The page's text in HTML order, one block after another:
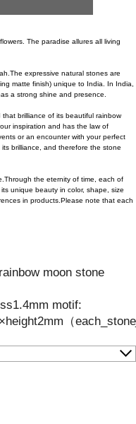
The paradise allures all living
expressive natural stones are
matte finish) unique to India. In India,
a strong shine and presence.
brilliance of its beautiful rainbow
inspiration and has the law of
or an encounter with your perfect
brilliance, and therefore the stone
the eternity of time, each of
unique beauty in color, shape, size
in products.Please note that each
moon stone
motif:
（